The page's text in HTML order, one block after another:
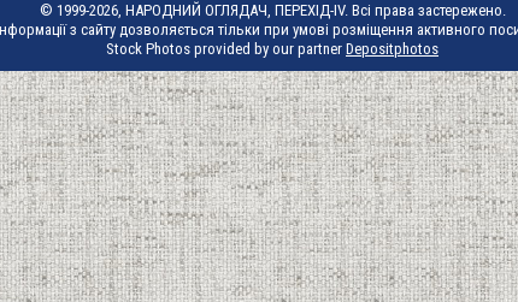
© 1999-2026, НАРОДНИЙ ОГЛЯДАЧ, ПЕРЕХІД-IV. Всі права застережено.
з сайту дозволяється тільки при умові розміщення активного
Stock Photos provided by our partner Depositphotos